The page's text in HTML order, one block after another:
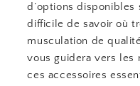
d’options
difficile de savoir où
musculation de
vous guidera vers les
ces accessoires